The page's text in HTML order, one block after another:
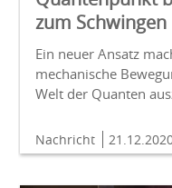
zum Schwingen
Ein neuer Ansatz
mechanische
Welt der Quanten
Nachricht